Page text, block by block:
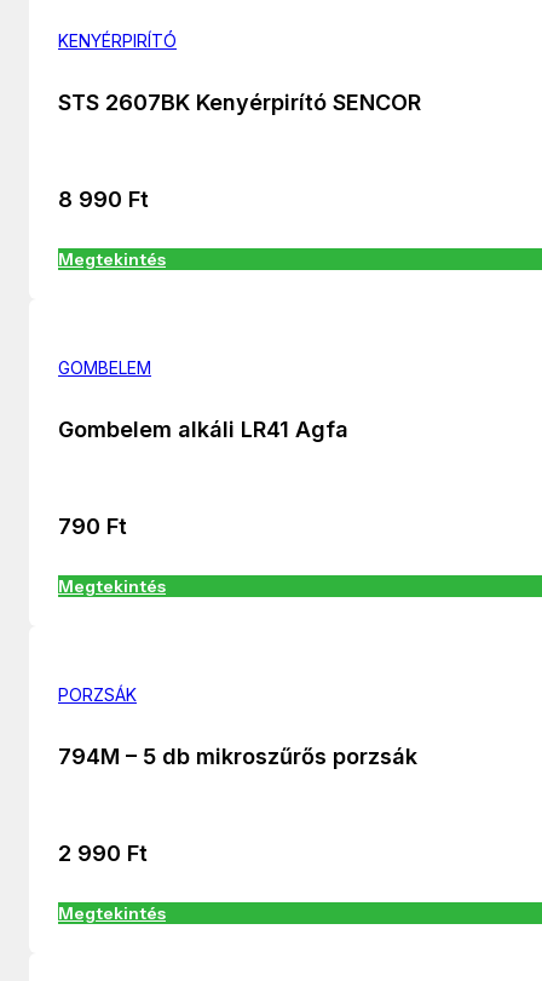
KENYÉRPIRÍTÓ
STS 2607BK Kenyérpirító SENCOR
8 990 Ft
Megtekintés
GOMBELEM
Gombelem alkáli LR41 Agfa
790 Ft
Megtekintés
PORZSÁK
794M – 5 db mikroszűrős porzsák
2 990 Ft
Megtekintés